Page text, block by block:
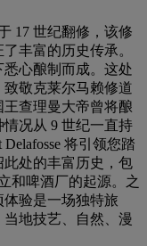
17 世纪翻修，该修
丰富的历史传承。
心酿制而成。这处
敬克莱尔马赖修道
查理曼大帝曾将酿
况从 9 世纪一直持
将引领您踏
此处的丰富历史，包
和啤酒厂的起源。之
验是一场独特旅
地技艺、自然、漫